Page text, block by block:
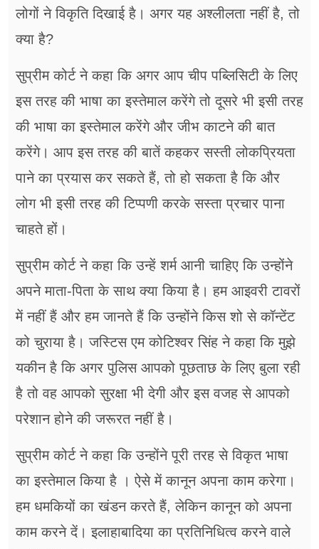
लोगों ने विकृति दिखाई है। अगर यह अश्लीलता नहीं है, तो
क्या है?
सुप्रीम कोर्ट ने कहा कि अगर आप चीप पब्लिसिटी के लिए
इस तरह की भाषा का इस्तेमाल करेंगे तो दूसरे भी इसी तरह
की भाषा का इस्तेमाल करेंगे और जीभ काटने की बात
करेंगे। आप इस तरह की बातें कहकर सस्ती लोकप्रियता
पाने का प्रयास कर सकते हैं, तो हो सकता है कि और
लोग भी इसी तरह की टिप्पणी करके सस्ता प्रचार पाना
चाहते हों।
सुप्रीम कोर्ट ने कहा कि उन्हें शर्म आनी चाहिए कि उन्होंने
अपने माता-पिता के साथ क्या किया है। हम आइवरी टावरों
में नहीं हैं और हम जानते हैं कि उन्होंने किस शो से कॉन्टेंट
को चुराया है। जस्टिस एम कोटिश्वर सिंह ने कहा कि मुझे
यकीन है कि अगर पुलिस आपको पूछताछ के लिए बुला रही
है तो वह आपको सुरक्षा भी देगी और इस वजह से आपको
परेशान होने की जरूरत नहीं है।
सुप्रीम कोर्ट ने कहा कि उन्होंने पूरी तरह से विकृत भाषा
का इस्तेमाल किया है । ऐसे में कानून अपना काम करेगा।
हम धमकियों का खंडन करते हैं, लेकिन कानून को अपना
काम करने दें। इलाहाबादिया का प्रतिनिधित्व करने वाले